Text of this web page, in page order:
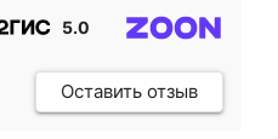
5.0
Оставить отзыв